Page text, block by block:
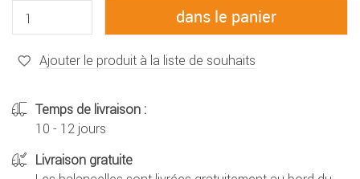
Ajouter le produit à la liste de souhaits
Temps de livraison :
10 - 12 jours
Livraison gratuite